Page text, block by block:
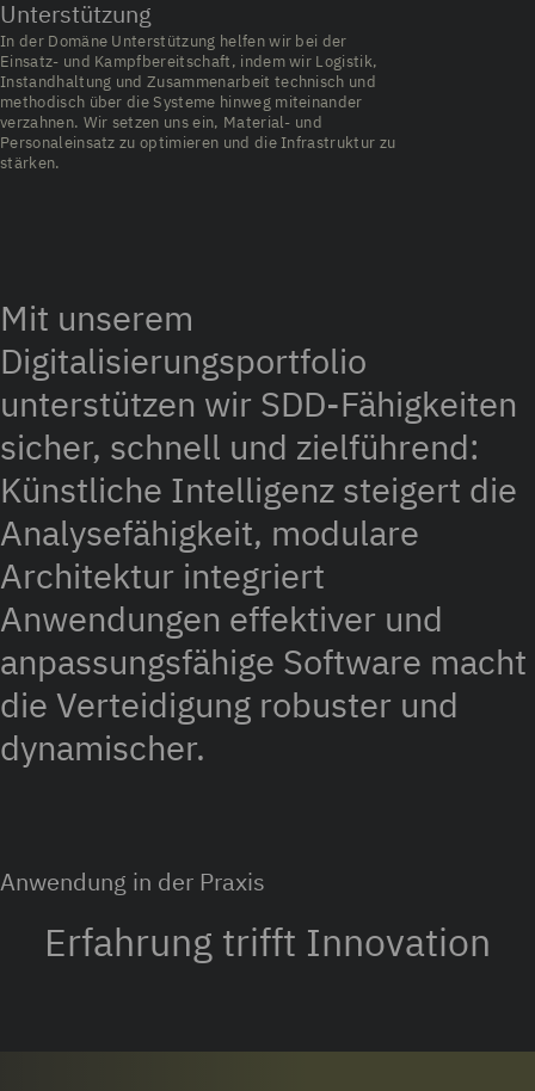
Unterstützung
In der Domäne Unterstützung helfen wir bei der
Einsatz- und Kampfbereitschaft, indem wir Logistik,
Instandhaltung und Zusammenarbeit technisch und
methodisch über die Systeme hinweg miteinander
verzahnen. Wir setzen uns ein, Material- und
Personaleinsatz zu optimieren und die Infrastruktur zu
stärken.
Mit unserem
Digitalisierungsportfolio
unterstützen wir SDD-Fähigkeiten
sicher, schnell und zielführend:
Künstliche Intelligenz steigert die
Analysefähigkeit, modulare
Architektur integriert
Anwendungen effektiver und
anpassungsfähige Software macht
die Verteidigung robuster und
dynamischer.
Anwendung in der Praxis
Erfahrung trifft Innovation